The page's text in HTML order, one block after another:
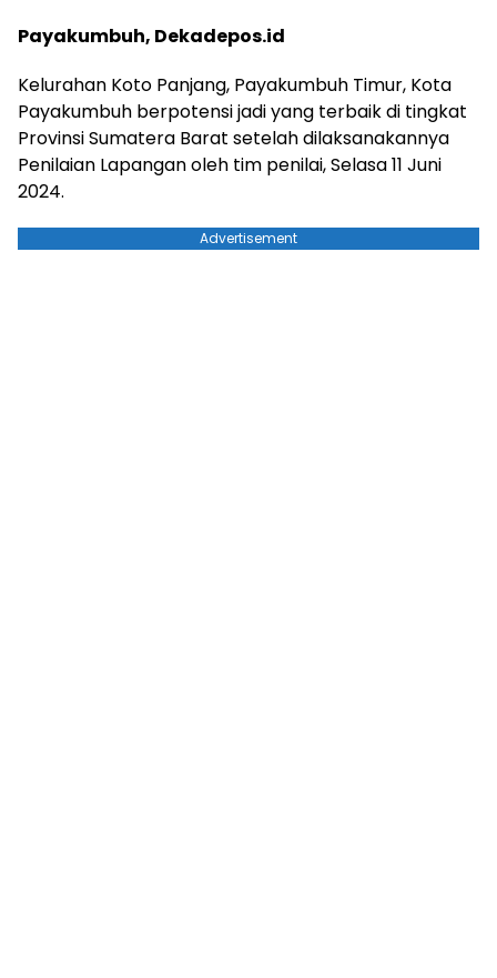
Payakumbuh, Dekadepos.id
Kelurahan Koto Panjang, Payakumbuh Timur, Kota
Payakumbuh berpotensi jadi yang terbaik di tingkat
Provinsi Sumatera Barat setelah dilaksanakannya
Penilaian Lapangan oleh tim penilai, Selasa 11 Juni
2024.
Advertisement